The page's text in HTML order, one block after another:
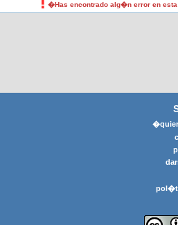
�Has encontrado alg�n error en